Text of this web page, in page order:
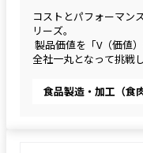
コストとパフォーマン
リーズ。
製品価値を「V（価値
全社一丸となって挑戦
食品製造・加工（食